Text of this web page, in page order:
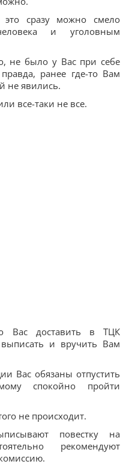
сразу можно смело
и уголовным
не было у Вас при себе
ранее где-то Вам
не явились.
все-таки не все.
Вас доставить в ТЦК
и вручить Вам
Вас обязаны отпустить
спокойно пройти
не происходит.
повестку на
рекомендуют